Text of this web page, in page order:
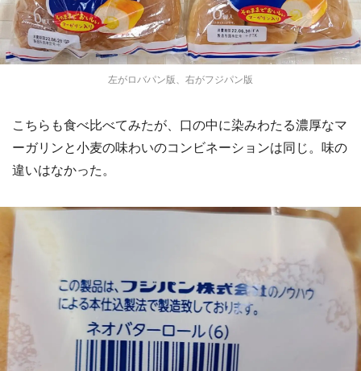
左がロバパン版、右がフジパン版
こちらも食べ比べてみたが、口の中に染みわたる濃厚なマ
ーガリンと小麦の味わいのコンビネーションは同じ。味の
違いはなかった。